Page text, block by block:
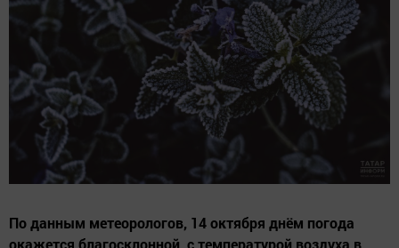
По данным метеорологов, 14 октября днём погода
окажется благосклонной, с температурой воздуха в